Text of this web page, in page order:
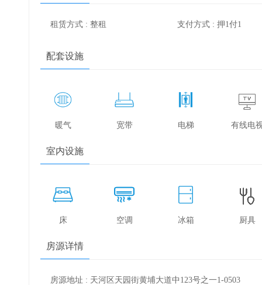
租赁方式 : 整租 支付方式 : 押1付1
配套设施
暖气 宽带 电梯 有线电
室内设施
床 空调 冰箱 厨具
房源详情
房源地址 : 天河区天园街黄埔大道中123号之一1-0503